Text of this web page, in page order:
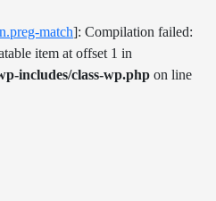
match]: Compilation failed:
item at offset 1 in
includes/class-wp.php on line